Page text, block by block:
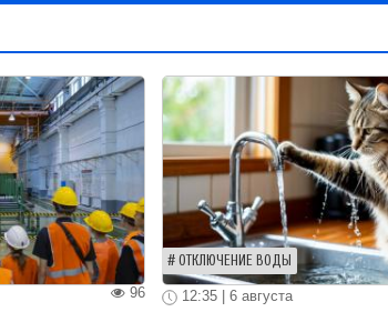
96
ОТКЛЮЧЕНИЕ ВОДЫ
12:35 | 6 августа